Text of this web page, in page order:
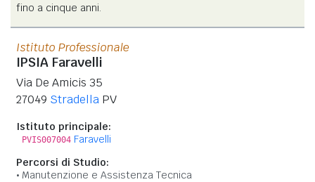
fino a cinque anni.
Istituto Professionale
IPSIA Faravelli
Via De Amicis 35
27049 Stradella PV
Istituto principale:
PVIS007004 Faravelli
Percorsi di Studio:
Manutenzione e Assistenza Tecnica